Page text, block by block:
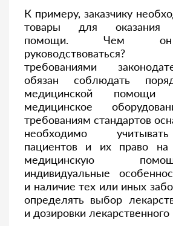
К примеру, заказчику
товары для оказания
помощи. Чем
требованиями
обязан соблюдать
медицинской помощи
медицинское
требованиям стандартов
необходимо
пациентов и их право на
медицинскую
индивидуальные
и наличие тех или иных
определять выбор
и дозировки лекарственного